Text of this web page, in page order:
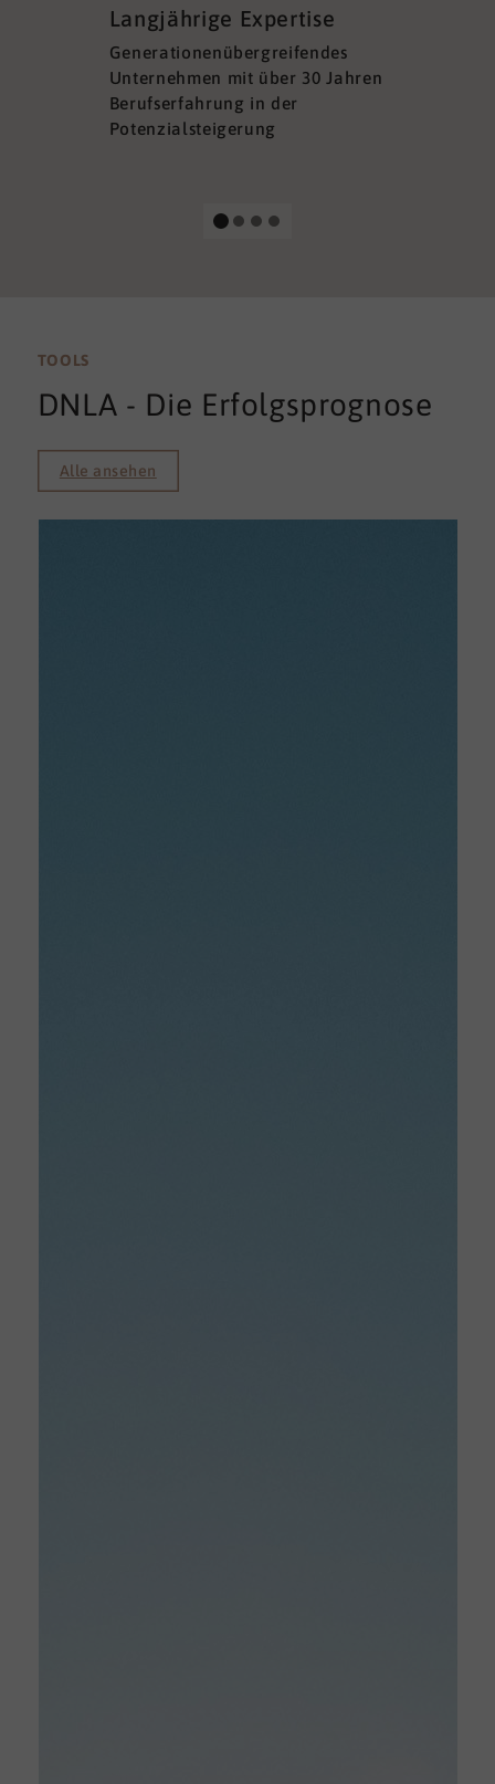
Langjährige Expertise
Generationenübergreifendes
Unternehmen mit über 30 Jahren
Berufserfahrung in der
Potenzialsteigerung
TOOLS
DNLA - Die Erfolgsprognose
Alle ansehen